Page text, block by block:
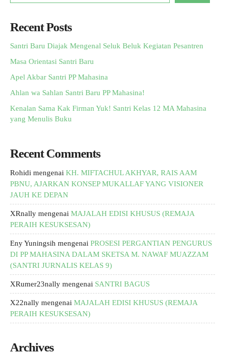
Recent Posts
Santri Baru Diajak Mengenal Seluk Beluk Kegiatan Pesantren
Masa Orientasi Santri Baru
Apel Akbar Santri PP Mahasina
Ahlan wa Sahlan Santri Baru PP Mahasina!
Kenalan Sama Kak Firman Yuk! Santri Kelas 12 MA Mahasina
yang Menulis Buku
Recent Comments
Rohidi mengenai KH. MIFTACHUL AKHYAR, RAIS AAM
PBNU, AJARKAN KONSEP MUKALLAF YANG VISIONER
JAUH KE DEPAN
XRnally mengenai MAJALAH EDISI KHUSUS (REMAJA
PERAIH KESUKSESAN)
Eny Yuningsih mengenai PROSESI PERGANTIAN PENGURUS
DI PP MAHASINA DALAM SKETSA M. NAWAF MUAZZAM
(SANTRI JURNALIS KELAS 9)
XRumer23nally mengenai SANTRI BAGUS
X22nally mengenai MAJALAH EDISI KHUSUS (REMAJA
PERAIH KESUKSESAN)
Archives